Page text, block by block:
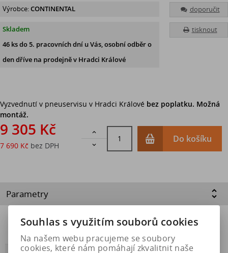
doporučit
tisknout
Výrobce:CONTINENTAL
Skladem
46 ksdo 5. pracovních dní u Vás, osobní odběr o
den dříve na prodejněv Hradci Králové
Vyzvednutí v pneuservisu v Hradci Králové bez poplatku. Možná
montáž.
9 305 Kč
7 690 Kč bez DPH


Do košíku
Parametry
Přilnavost na
ledu
NE
Souhlas s využitím souborů cookies
Na našem webu pracujeme se soubory
cookies, které nám pomáhají zkvalitnit naše